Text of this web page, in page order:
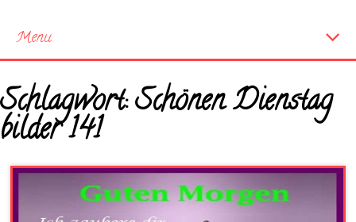
Menu
Startseite
Neue Bilder
Schlagwort:Schönen Dienstag
bilder 141